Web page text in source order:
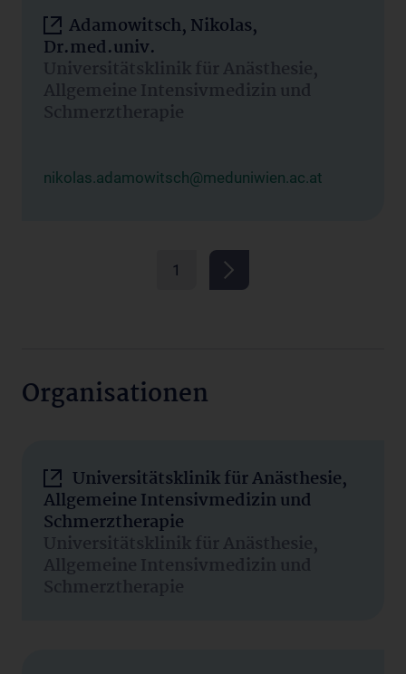
Adamowitsch, Nikolas,
Dr.med.univ.
Universitätsklinik für Anästhesie,
Allgemeine Intensivmedizin und
Schmerztherapie
nikolas.adamowitsch@meduniwien.ac.at
1
Organisationen
Universitätsklinik für Anästhesie,
Allgemeine Intensivmedizin und
Schmerztherapie
Universitätsklinik für Anästhesie,
Allgemeine Intensivmedizin und
Schmerztherapie